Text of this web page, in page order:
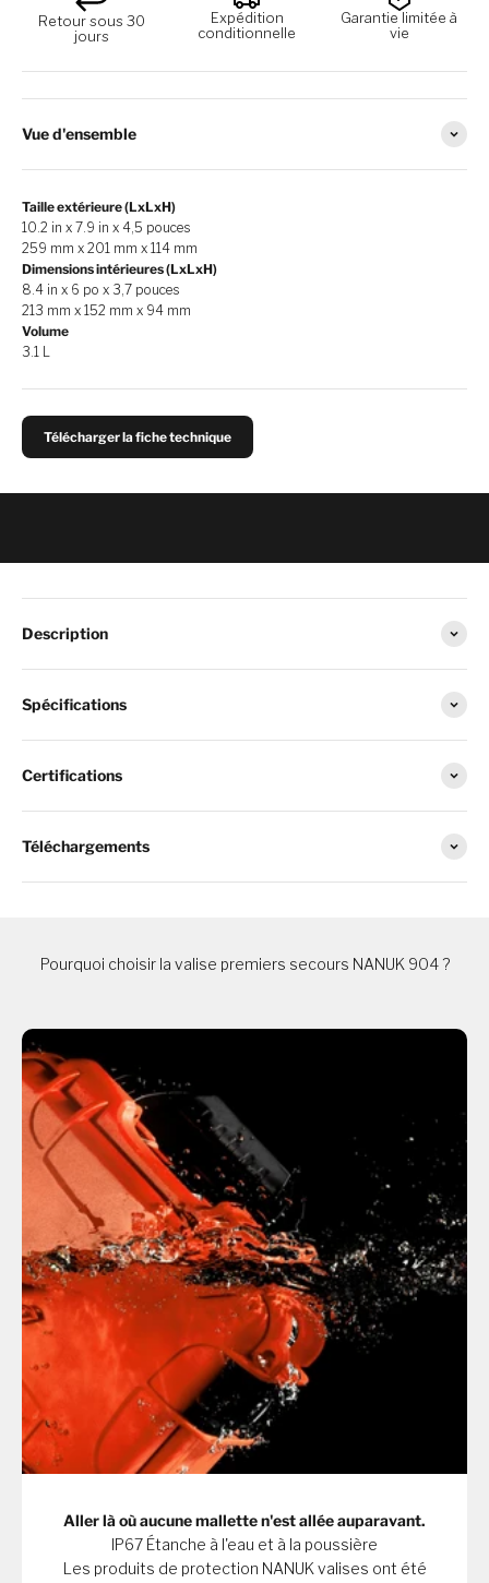
Retour sous 30
jours
Expédition
conditionnelle
Garantie limitée à
vie
Vue d'ensemble
Taille extérieure (LxLxH)
10.2 in x 7.9 in x 4,5 pouces
259 mm x 201 mm x 114 mm
Dimensions intérieures (LxLxH)
8.4 in x 6 po x 3,7 pouces
213 mm x 152 mm x 94 mm
Volume
3.1 L
Télécharger la fiche technique
Description
Spécifications
Certifications
Téléchargements
Pourquoi choisir la valise premiers secours NANUK 904 ?
Aller là où aucune mallette n'est allée auparavant.
IP67 Étanche à l'eau et à la poussière
Les produits de protection NANUK valises ont été